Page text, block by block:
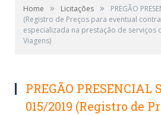
Home » Licitações »
PREGÃO
(Registro de Preços para eventual
especializada na prestação de serviços
Viagens)
PREGÃO PRESENCIAL
015/2019 (Registro de